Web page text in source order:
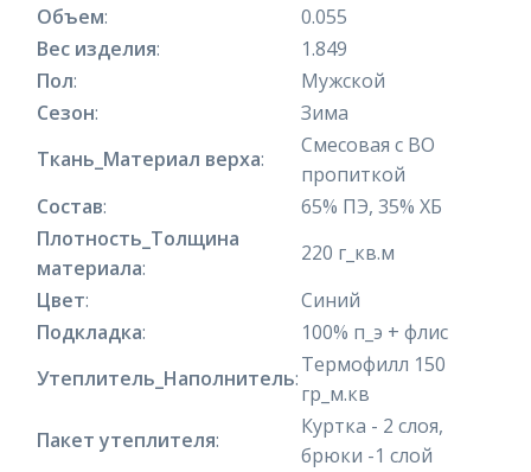
Объем:
0.055
Вес изделия:
1.849
Пол:
Мужской
Сезон:
Зима
Ткань_Материал верха:
Смесовая с ВО
пропиткой
Состав:
65% ПЭ, 35% ХБ
Плотность_Толщина
материала:
220 г_кв.м
Цвет:
Синий
Подкладка:
100% п_э + флис
Утеплитель_Наполнитель:
Термофилл 150
гр_м.кв
Пакет утеплителя:
Куртка - 2 слоя,
брюки -1 слой